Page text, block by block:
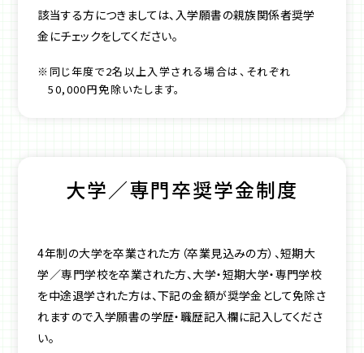
該当する方につきましては、入学願書の親族関係者奨学
金にチェックをしてください。
※同じ年度で2名以上入学される場合は、それぞれ
50,000円免除いたします。
大学／専門卒奨学金制度
4年制の大学を卒業された方（卒業見込みの方）、短期大
学／専門学校を卒業された方、大学・短期大学・専門学校
を中途退学された方は、下記の金額が奨学金として免除さ
れますので入学願書の学歴・職歴記入欄に記入してくださ
い。